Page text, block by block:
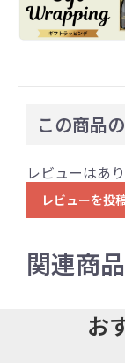
この商品
レビューはあ
レビューを投
関連商品
お